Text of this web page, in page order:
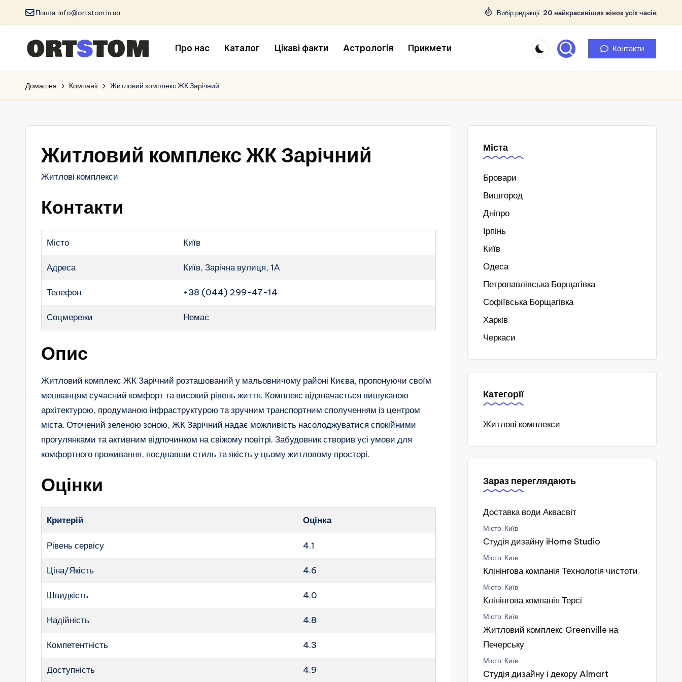
Пошта: info@ortstom.in.ua Вибір редакції: 20 найкрасивіших жінок усіх часів
Про нас Каталог Цікаві факти Астрологія Прикмети Контакти
Домашня Компанії Житловий комплекс ЖК Зарічний
Житловий комплекс ЖК Зарічний
Житлові комплекси
Контакти
Місто Київ
Адреса Київ, Зарічна вулиця, 1А
Телефон +38 (044) 299-47-14
Соцмережи Немає
Опис
Житловий комплекс ЖК Зарічний розташований у мальовничому районі Києва, пропонуючи своїм
мешканцям сучасний комфорт та високий рівень життя. Комплекс відзначається вишуканою
архітектурою, продуманою інфраструктурою та зручним транспортним сполученням із центром
міста. Оточений зеленою зоною, ЖК Зарічний надає можливість насолоджуватися спокійними
прогулянками та активним відпочинком на свіжому повітрі. Забудовник створив усі умови для
комфортного проживання, поєднавши стиль та якість у цьому житловому просторі.
Оцінки
Критерій Оцінка
Рівень сервісу 4.1
Ціна/Якість 4.6
Швидкість 4.0
Надійність 4.8
Компетентність 4.3
Доступність 4.9
Міста
Бровари
Вишгород
Дніпро
Ірпінь
Київ
Одеса
Петропавлівська Борщагівка
Софіївська Борщагівка
Харків
Черкаси
Категорії
Житлові комплекси
Зараз переглядають
Доставка води Аквасвіт
Місто: Київ
Студія дизайну iHome Studio
Місто: Київ
Клінінгова компанія Технологія чистоти
Місто: Київ
Клінінгова компанія Терсі
Місто: Київ
Житловий комплекс Greenville на
Печерську
Місто: Київ
Cтудія дизайну і декору Almart